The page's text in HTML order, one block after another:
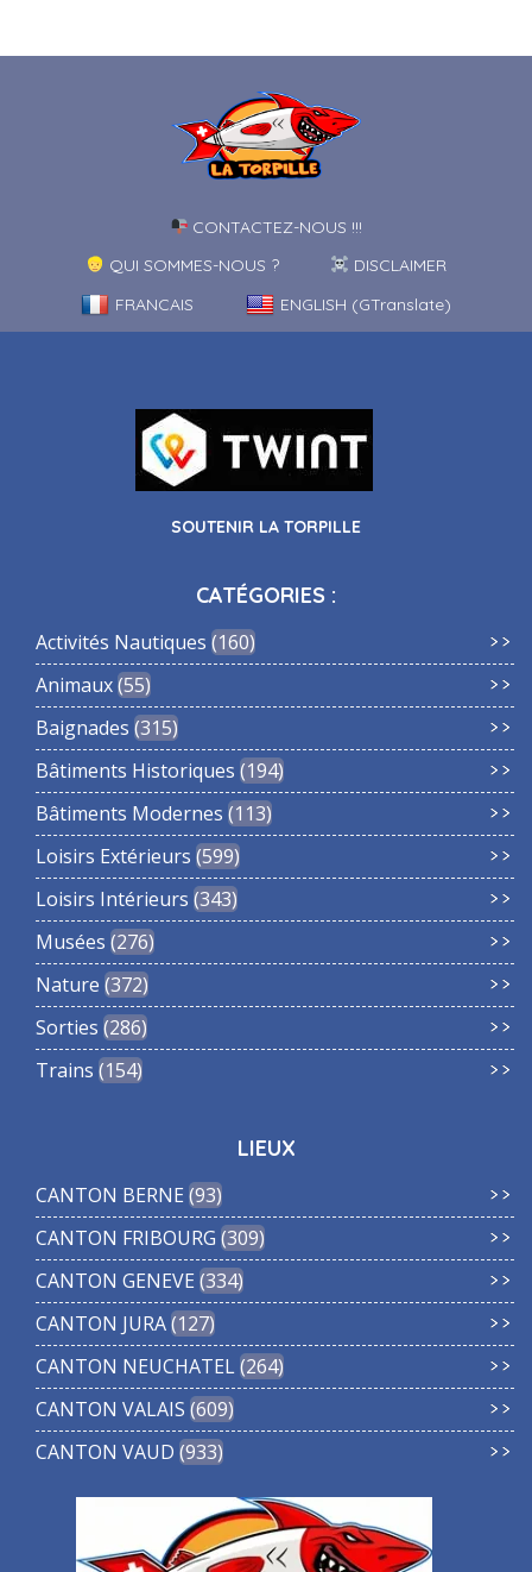
CONTACTEZ-NOUS !!!
QUI SOMMES-NOUS ?
DISCLAIMER
FRANCAIS
ENGLISH (GTranslate)
SOUTENIR LA TORPILLE
CATÉGORIES :
Activités Nautiques 160
Animaux 55
Baignades 315
Bâtiments Historiques 194
Bâtiments Modernes 113
Loisirs Extérieurs 599
Loisirs Intérieurs 343
Musées 276
Nature 372
Sorties 286
Trains 154
LIEUX
CANTON BERNE 93
CANTON FRIBOURG 309
CANTON GENEVE 334
CANTON JURA 127
CANTON NEUCHATEL 264
CANTON VALAIS 609
CANTON VAUD 933